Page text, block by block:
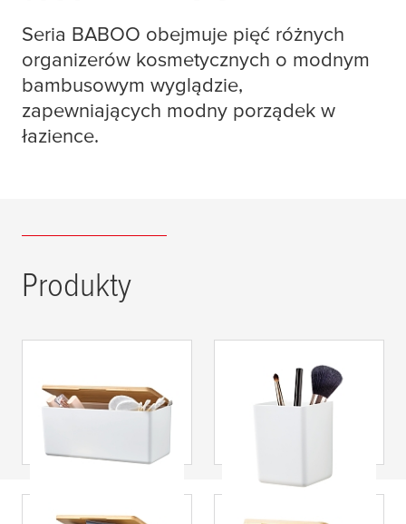
Seria BABOO obejmuje pięć różnych
organizerów kosmetycznych o modnym
bambusowym wyglądzie,
zapewniających modny porządek w
łazience.
Produkty
tesa
przechowywania
bambusową
® Pudełko do
przechowywania
matowej bieli